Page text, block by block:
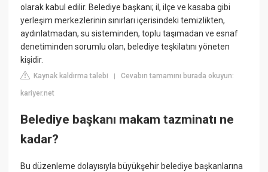
olarak kabul edilir. Belediye başkanı; il, ilçe ve kasaba gibi
yerleşim merkezlerinin sınırları içerisindeki temizlikten,
aydınlatmadan, su sisteminden, toplu taşımadan ve esnaf
denetiminden sorumlu olan, belediye teşkilatını yöneten
kişidir.
Kaynak kaldırma talebi |Cevabın tamamını burada okuyun:
kariyer.net
Belediye başkanı makam tazminatı ne
kadar?
Bu düzenleme dolayısıyla büyükşehir belediye başkanlarına